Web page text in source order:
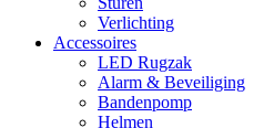
Verlichting
Accessoires
LED Rugzak
Alarm & Beveiliging
Bandenpomp
Helmen